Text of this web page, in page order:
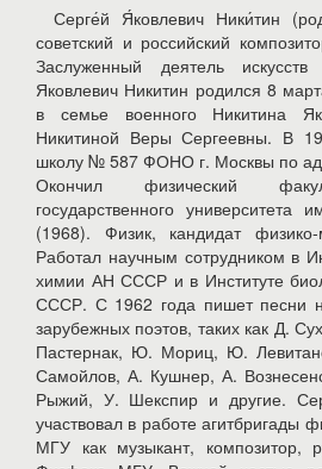
Серге́й Я́ковлевич Ники́тин
советский и российский
Заслуженный деятель
Яковлевич Никитин родился 8
в семье военного Никитина
Никитиной Веры Сергеевны. В
школу № 587 ФОНО г. Москвы по
Окончил физический
государственного
(1968). Физик, кандидат физико-
Работал научным сотрудником в
химии АН СССР и в Институте
СССР. С 1962 года пишет песни
зарубежных поэтов, таких как Д.
Пастернак, Ю. Мориц, Ю.
Самойлов, А. Кушнер, А.
Рыжий, У. Шекспир и другие.
участвовал в работе агитбригады
МГУ как музыкант, композитор,